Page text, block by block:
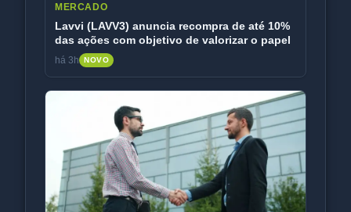
MERCADO
Lavvi (LAVV3) anuncia recompra de até 10%
das ações com objetivo de valorizar o papel
há 3h NOVO